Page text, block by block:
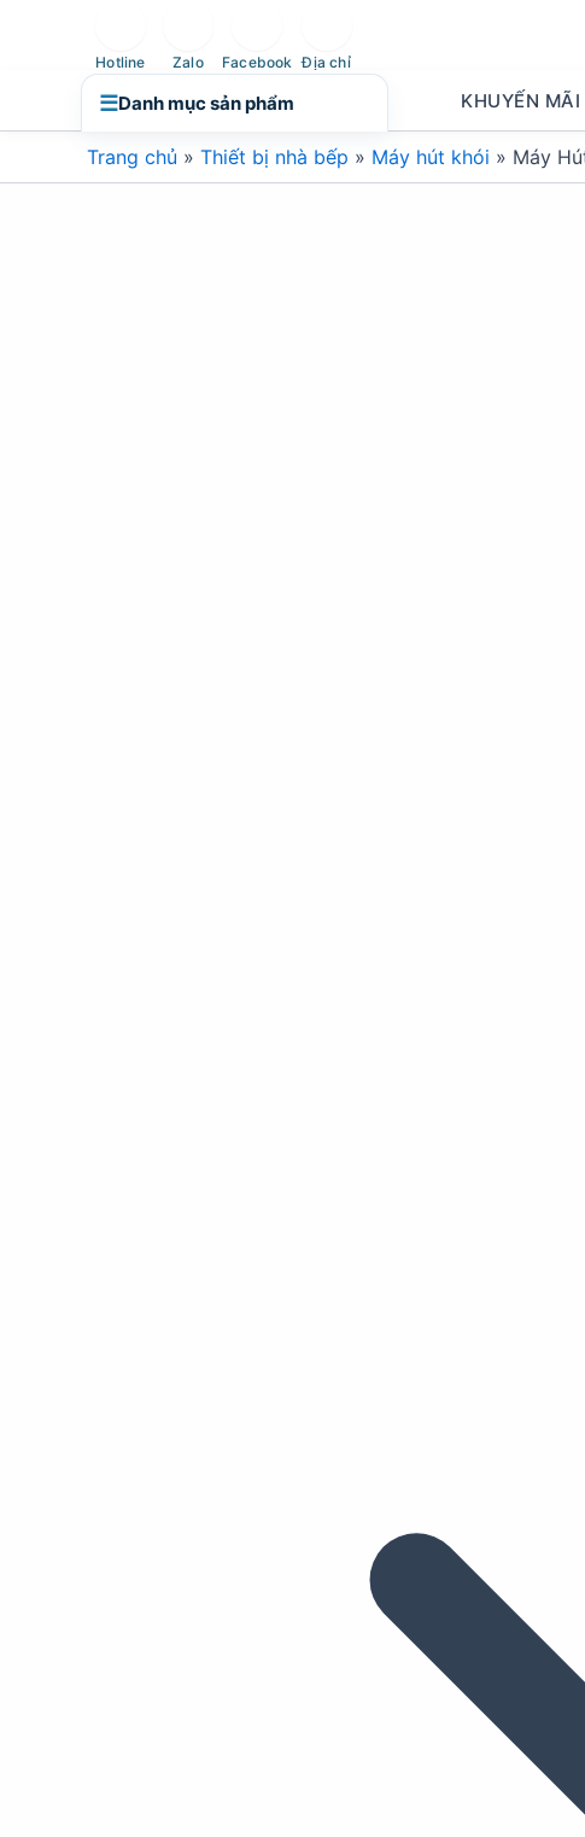
☰Danh mục sản phẩm
Hotline Zalo Facebook Địa chỉ
KHUYẾN MÃI
Trang chủ » Thiết bị nhà bếp » Máy hút khói » Máy